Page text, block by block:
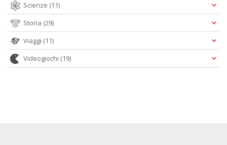
Scienze (11)
Storia (29)
Viaggi (11)
Videogiochi (19)